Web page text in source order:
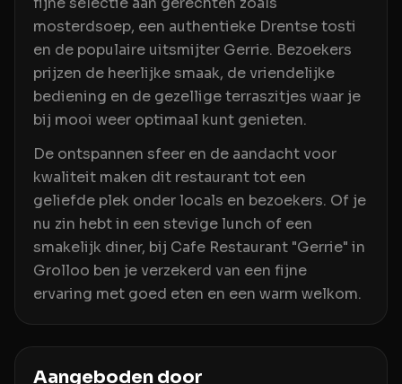
mosterdsoep, een authentieke Drentse tosti
en de populaire uitsmijter Gerrie. Bezoekers
prijzen de heerlijke smaak, de vriendelijke
bediening en de gezellige terraszitjes waar je
bij mooi weer optimaal kunt genieten.
De ontspannen sfeer en de aandacht voor
kwaliteit maken dit restaurant tot een
geliefde plek onder locals en bezoekers. Of je
nu zin hebt in een stevige lunch of een
smakelijk diner, bij Cafe Restaurant "Gerrie" in
Grolloo ben je verzekerd van een fijne
ervaring met goed eten en een warm welkom.
Aangeboden door